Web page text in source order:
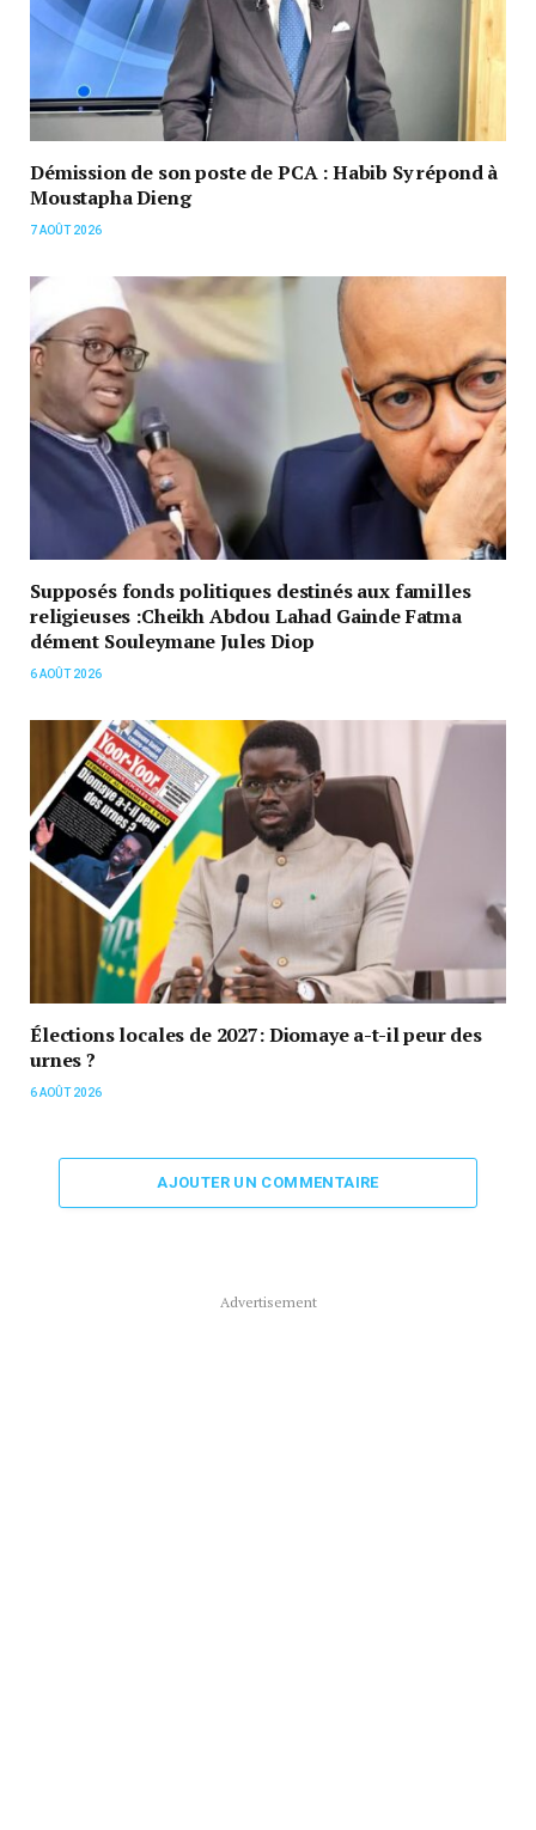
Démission de son poste de PCA : Habib Sy répond à
Moustapha Dieng
7 AOÛT 2026
Supposés fonds politiques destinés aux familles
religieuses :Cheikh Abdou Lahad Gainde Fatma
dément Souleymane Jules Diop
6 AOÛT 2026
Élections locales de 2027: Diomaye a-t-il peur des
urnes ?
6 AOÛT 2026
AJOUTER UN COMMENTAIRE
Advertisement